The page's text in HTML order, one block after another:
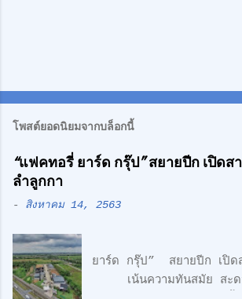
โพสต์ยอดนิยมจากบล็อกนี้
“แฟคทอรี่ ยาร์ด กรุ๊ป” สยายปีก เปิดส
ลำลูกกา
- สิงหาคม 14, 2563
“แฟค
ยาร์ด กรุ๊ป” สยายปีก เปิด
เน้นความทันสมัย สะด